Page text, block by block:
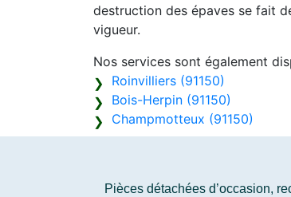
destruction des épaves se fait
vigueur.
Nos services sont également
Roinvilliers (91150)
Bois-Herpin (91150)
Champmotteux (91150)
Pièces détachées d’occasion,